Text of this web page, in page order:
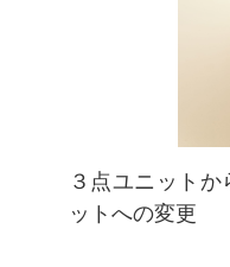
３点ユニット
ットへの変更